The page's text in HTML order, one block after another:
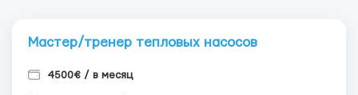
Мастер/тренер тепловых насосов
4500€ / в месяц